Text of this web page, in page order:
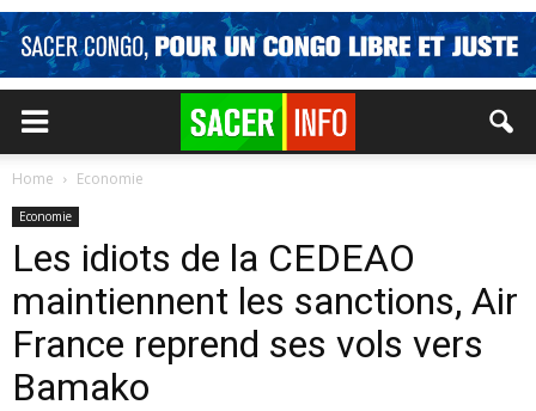
Home Economie
Economie
Les idiots de la CEDEAO
maintiennent les sanctions, Air
France reprend ses vols vers
Bamako